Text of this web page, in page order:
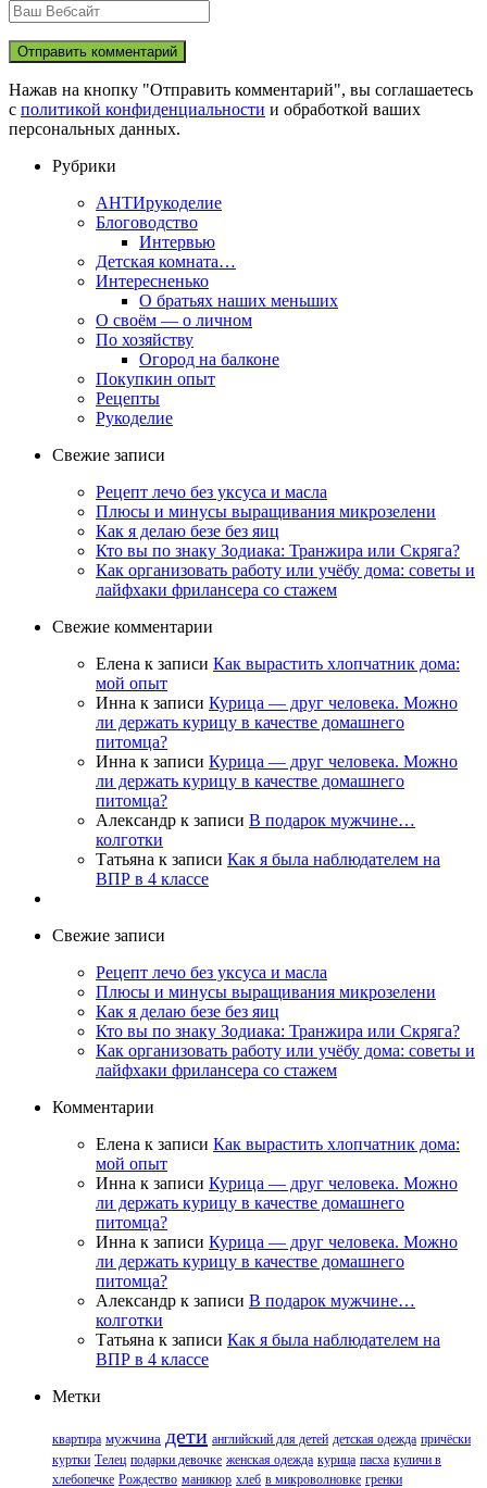
Нажав на кнопку "Отправить комментарий", вы соглашаетесь
с политикой конфиденциальности и обработкой ваших
персональных данных.
Рубрики
АНТИрукоделие
Блоговодство
Интервью
Детская комната…
Интересненько
О братьях наших меньших
О своём — о личном
По хозяйству
Огород на балконе
Покупкин опыт
Рецепты
Рукоделие
Свежие записи
Рецепт лечо без уксуса и масла
Плюсы и минусы выращивания микрозелени
Как я делаю безе без яиц
Кто вы по знаку Зодиака: Транжира или Скряга?
Как организовать работу или учёбу дома: советы и
лайфхаки фрилансера со стажем
Свежие комментарии
Елена к записи Как вырастить хлопчатник дома:
мой опыт
Инна к записи Курица — друг человека. Можно
ли держать курицу в качестве домашнего
питомца?
Инна к записи Курица — друг человека. Можно
ли держать курицу в качестве домашнего
питомца?
Александр к записи В подарок мужчине…
колготки
Татьяна к записи Как я была наблюдателем на
ВПР в 4 классе
Свежие записи
Рецепт лечо без уксуса и масла
Плюсы и минусы выращивания микрозелени
Как я делаю безе без яиц
Кто вы по знаку Зодиака: Транжира или Скряга?
Как организовать работу или учёбу дома: советы и
лайфхаки фрилансера со стажем
Комментарии
Елена к записи Как вырастить хлопчатник дома:
мой опыт
Инна к записи Курица — друг человека. Можно
ли держать курицу в качестве домашнего
питомца?
Инна к записи Курица — друг человека. Можно
ли держать курицу в качестве домашнего
питомца?
Александр к записи В подарок мужчине…
колготки
Татьяна к записи Как я была наблюдателем на
ВПР в 4 классе
Метки
квартира мужчина дети английский для детей детская одежда причёски
куртки Телец подарки девочке женская одежда курица пасха куличи в
хлебопечке Рождество маникюр хлеб в микроволновке гренки